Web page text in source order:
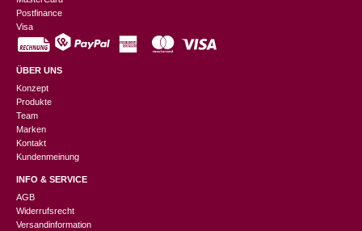
Postfinance
Visa
ÜBER UNS
Konzept
Produkte
Team
Marken
Kontakt
Kundenmeinung
INFO & SERVICE
AGB
Widerrufsrecht
Versandinformation